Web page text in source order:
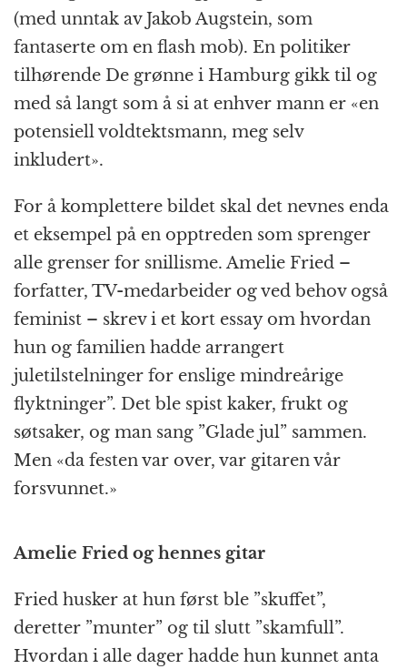
(med unntak av Jakob Augstein, som
fantaserte om en flash mob). En politiker
tilhørende De grønne i Hamburg gikk til og
med så langt som å si at enhver mann er «en
potensiell voldtektsmann, meg selv
inkludert».
For å komplettere bildet skal det nevnes enda
et eksempel på en opptreden som sprenger
alle grenser for snillisme. Amelie Fried –
forfatter, TV-medarbeider og ved behov også
feminist – skrev i et kort essay om hvordan
hun og familien hadde arrangert
juletilstelninger for enslige mindreårige
flyktninger”. Det ble spist kaker, frukt og
søtsaker, og man sang ”Glade jul” sammen.
Men «da festen var over, var gitaren vår
forsvunnet.»
Amelie Fried og hennes gitar
Fried husker at hun først ble ”skuffet”,
deretter ”munter” og til slutt ”skamfull”.
Hvordan i alle dager hadde hun kunnet anta